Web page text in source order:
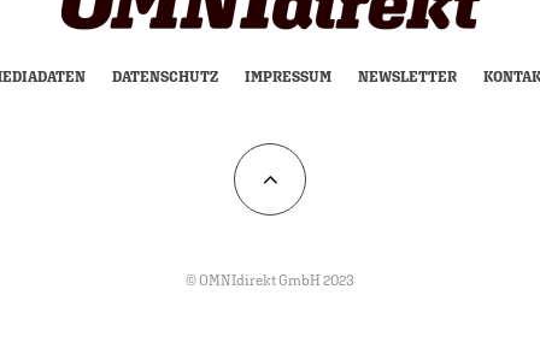
DATENSCHUTZ IMPRESSUM NEWSLETTER
© OMNIdirekt GmbH 2023